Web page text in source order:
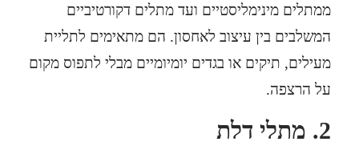
ממתלים מינימליסטיים ועד מתלים דקורטיביים
המשלבים בין עיצוב לאחסון. הם מתאימים לתליית
מעילים, תיקים או בגדים יומיומיים מבלי לתפוס מקום
על הרצפה.
2. מתלי דלת